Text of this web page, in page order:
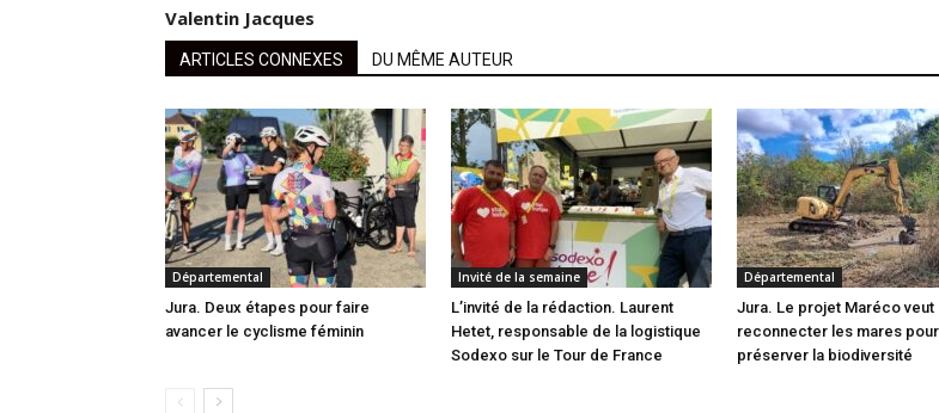
Valentin Jacques
ARTICLES CONNEXES DU MÊME AUTEUR
Départemental
Jura. Deux étapes pour faire
avancer le cyclisme féminin
Invité de la semaine
L’invité de la rédaction. Laurent
Hetet, responsable de la logistique
Sodexo sur le Tour de France
Départemental
Jura. Le projet Maréco veut
reconnecter les mares pour
préserver la biodiversité